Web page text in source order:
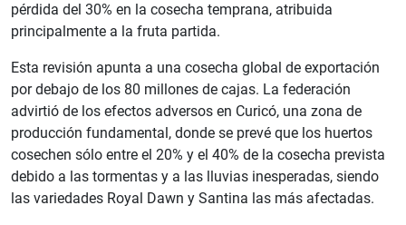
pérdida del 30% en la cosecha temprana, atribuida
principalmente a la fruta partida.
Esta revisión apunta a una cosecha global de exportación
por debajo de los 80 millones de cajas. La federación
advirtió de los efectos adversos en Curicó, una zona de
producción fundamental, donde se prevé que los huertos
cosechen sólo entre el 20% y el 40% de la cosecha prevista
debido a las tormentas y a las lluvias inesperadas, siendo
las variedades Royal Dawn y Santina las más afectadas.